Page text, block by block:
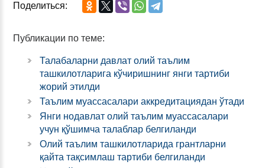
Поделиться:
Публикации по теме:
Талабаларни давлат олий таълим
ташкилотларига кўчиришнинг янги тартиби
жорий этилди
Таълим муассасалари аккредитациядан ўтади
Янги нодавлат олий таълим муассасалари
учун қўшимча талаблар белгиланди
Олий таълим ташкилотларида грантларни
қайта тақсимлаш тартиби белгиланди